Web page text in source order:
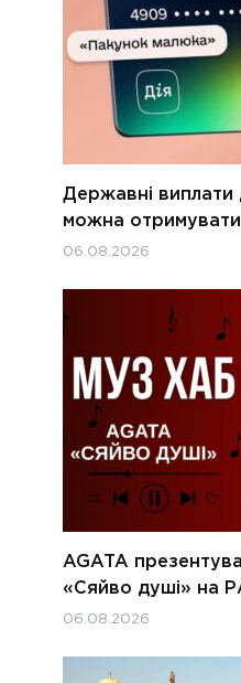
Державні виплати
можна отримувати
06.08.2026
AGATA
«Сяйво душі» на
06.08.2026